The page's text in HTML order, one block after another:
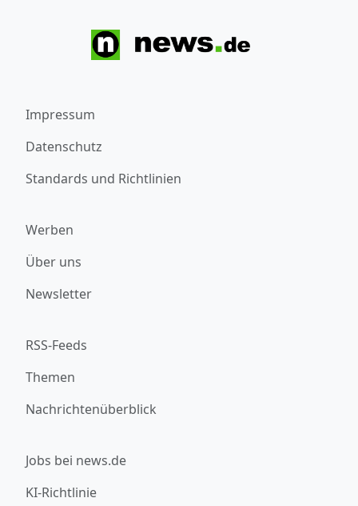
Impressum
Datenschutz
Standards und Richtlinien
Werben
Über uns
Newsletter
RSS-Feeds
Themen
Nachrichtenüberblick
Jobs bei news.de
KI-Richtlinie